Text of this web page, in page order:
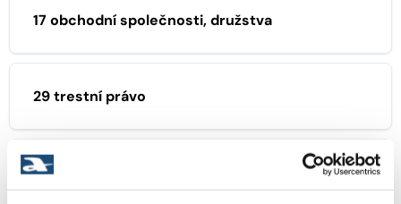
17 obchodní společnosti, družstva
29 trestní právo
43 přestupkové právo